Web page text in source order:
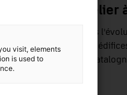
Du petit atelier
Un parcours dans
construction des
XIXe siècles en
visit, elements
is used to